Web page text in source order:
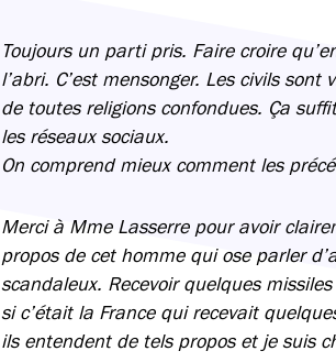
Toujours un parti pris. Faire croire
l’abri. C’est mensonger. Les civils
de toutes religions confondues. Ça
les réseaux sociaux.
On comprend mieux comment les
Merci à Mme Lasserre pour avoir
propos de cet homme qui ose parler
scandaleux. Recevoir quelques
si c’était la France qui recevait
ils entendent de tels propos et je suis